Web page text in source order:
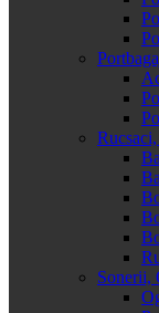
Sonerii,